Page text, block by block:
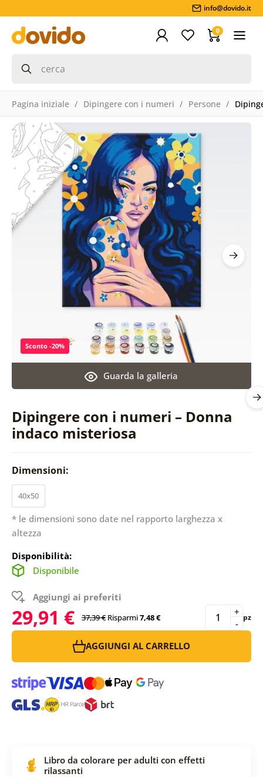
info@dovido.it
0
Pagina iniziale Dipingere con i numeri Persone
Dipingere con i numeri – Donna
indaco misteriosa
Guarda la galleria
Sconto -20%
Dimensioni:
40x50
* le dimensioni sono date nel rapporto larghezza x
altezza
Disponibilità:
Disponibile
Aggiungi ai preferiti
29,91 € 37,39 € Risparmi7,48 € -
+ pz
AGGIUNGI AL CARRELLO
Libro da colorare per adulti con effetti
rilassanti